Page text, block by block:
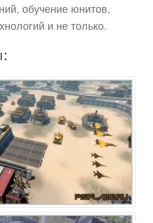
обучение юнитов,
и не только.